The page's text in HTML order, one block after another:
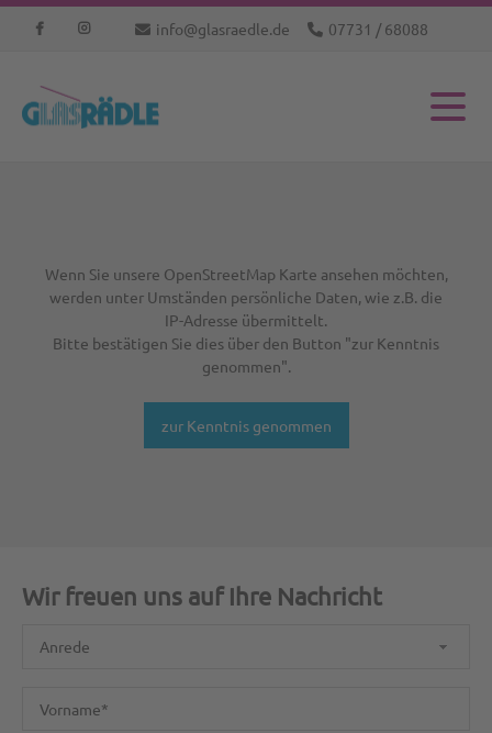
info@glasraedle.de 07731 / 68088
Wenn Sie unsere OpenStreetMap Karte ansehen möchten,
werden unter Umständen persönliche Daten, wie z.B. die
IP-Adresse übermittelt.
Bitte bestätigen Sie dies über den Button "zur Kenntnis
genommen".
zur Kenntnis genommen
Wir freuen uns auf Ihre Nachricht